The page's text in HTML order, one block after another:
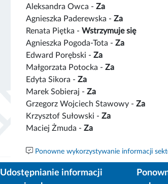
Aleksandra Owca - Za
Agnieszka Paderewska - Za
Renata Piętka - Wstrzymuje się
Agnieszka Pogoda-Tota - Za
Edward Porębski - Za
Małgorzata Potocka - Za
Edyta Sikora - Za
Marek Sobieraj - Za
Grzegorz Wojciech Stawowy - Za
Krzysztof Sułowski - Za
Maciej Żmuda - Za
Ponowne wykorzystywanie informacji
Udostępnianie informacji